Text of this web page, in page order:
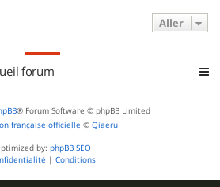
Aller
forum
® Forum Software © phpBB Limited
française officielle © Qiaeru
by: phpBB SEO
| Conditions